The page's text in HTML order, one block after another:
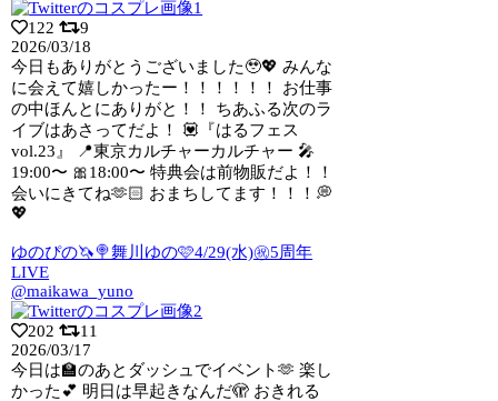
122
9
2026/03/18
今日もありがとうございました🥹💖 みんな
に会えて嬉しかったー！！！！！！ お仕事
の中ほんとにありがと！！ ちあふる次のラ
イブはあさってだよ！ 💟『はるフェス
vol.23』 📍東京カルチャーカルチャー 🎤
19:00〜 🎀18:00〜 特典会は前物販だよ！！
会いにきてね🫶🏻 おまちしてます！！！💭
💖
ゆのぴの🦄🍭舞川ゆの🩷4/29(水)㊗5周年
LIVE
@maikawa_yuno
202
11
2026/03/17
今日は🏫のあとダッシュでイベント🫶 楽し
かった💕 明日は早起きなんだ🫣 おきれる